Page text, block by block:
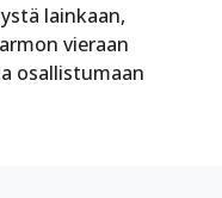
lainkaan,
vieraan
osallistumaan